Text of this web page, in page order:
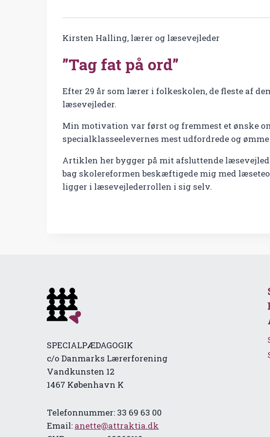
Kirsten Halling, lærer og læsevejleder
”Tag fat på ord”
Efter 29 år som lærer i folkeskolen, de fleste af
læsevejleder.
Min motivation var først og fremmest et ønske
specialklasseelevernes mest udfordrede og
Artiklen her bygger på mit afsluttende
bag skolereformen beskæftigede mig med
ligger i læsevejlederrollen i sig selv.
SPECIALPÆDAGOGIK
c/o Danmarks Lærerforening
Vandkunsten 12
1467 København K
Telefonnummer: 33 69 63 00
Email: anette@attraktia.dk